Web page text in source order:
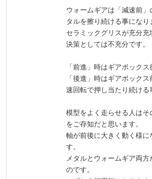
ウォームギアは「減速前」
タルを擦り続ける事になり
セラミックグリスが充分
決策としては不充分です。
「前進」時はギアボック
「後進」時はギアボック
速回転で押し当たり続ける
模型をよく走らせる人は
をご存知だと思います。
軸が前後に大きく動く様に
す。
メタルとウォームギア両方
のです。